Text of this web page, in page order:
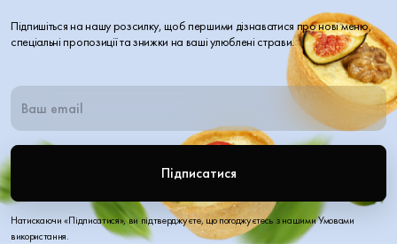
Підпишіться на нашу розсилку, щоб першими дізнаватися про нові меню,
спеціальні пропозиції та знижки на ваші улюблені страви.
Підписатися
Натискаючи «Підписатися», ви підтверджуєте, що погоджуєтесь з нашими Умовами
використання.